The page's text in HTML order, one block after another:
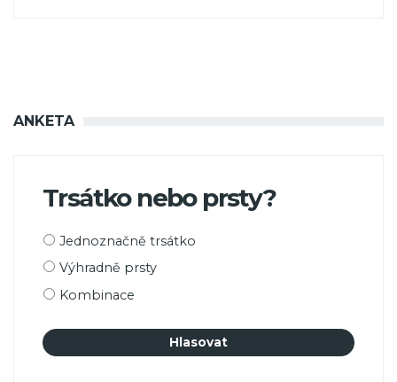
ANKETA
Trsátko nebo prsty?
Možnosti
Jednoznačně trsátko
Výhradně prsty
Kombinace